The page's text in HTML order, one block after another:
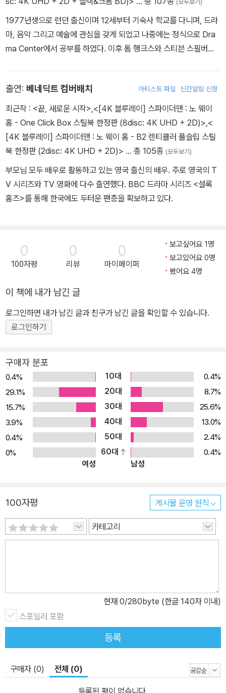
재감 있는 배우로 헐리웃의 톱스타 대열에 자리하고 있다.
않고 각종 다양한 연기를 선보이고 있는 진정한 배우.
(모두보기)
1977년생으로 런던 출신이며 12세부터 기숙사 학교를 다니며, 드라
마, 음악 그리고 예술에 관심을 갖게 되었고 나중에는 정식으로 Dra
ma Center에서 공부를 하였다. 이후 톰 행크스와 스티븐 스필버그
다. 1966년 TV시리즈로 시작된 <스타트랙>의 열 번째 극장용 영화
<스타트랙 10 - 네메시스>에서는 로물루스 행성의 베일에 싸인 새로
운 집정관 신존 역을 맡았다.
출연: 베네딕트 컴버배치 아티스트 파일 신간알림 신청
최근작 : <끝, 새로운 시작>,<[4K 블루레이] 스파이더맨 : 노 웨이
홈 - One Click Box 스틸북 한정판 (8disc: 4K UHD + 2D)>,<
[4K 블루레이] 스파이더맨 : 노 웨이 홈 - B2 렌티큘러 풀슬립 스틸
북 한정판 (2disc: 4K UHD + 2D)> … 총 105종 (모두보기)
부모님 모두 배우로 활동하고 있는 영국 출신의 배우. 주로 영국의 T
V 시리즈와 TV 영화에 다수 출연했다. BBC 드라마 시리즈 <셜록
홈즈>를 통해 한국에도 두터운 팬층을 확보하고 있다.
0
100자평
0
리뷰
0
마이페이퍼
보고싶어요 1명
보고있어요 0명
봤어요 4명
이 책에 내가 남긴 글
로그인하면 내가 남긴 글과 친구가 남긴 글을 확인할 수 있습니다.
로그인하기
구매자 분포
0.4% 10대
0.4%
29.1%
20대
8.7%
15.7%
30대
25.6%
3.9%
40대
13.0%
0.4%
50대
2.4%
0%
60대
0.4%
여성
남성
100자평 게시물 운영 원칙
카테고리
현재 0/280byte (한글 140자 이내)
스포일러 포함
등록
구매자 (0) 전체 (0)